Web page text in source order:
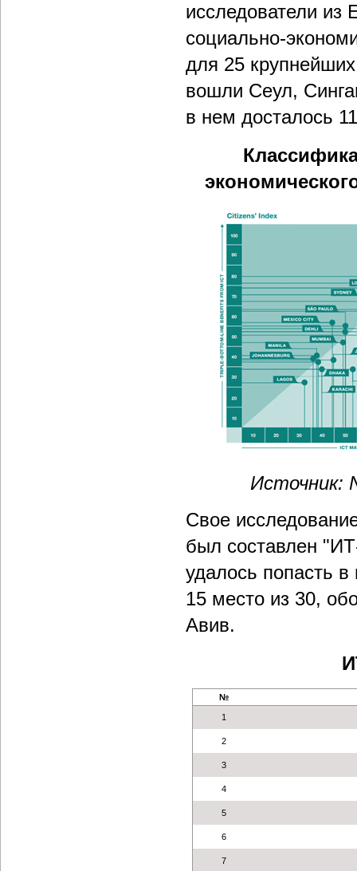
исследователи из
социально-
для 25
вошли Сеул,
в нем досталось
Источник:
Свое
был составлен
удалось попасть
15 место из 30,
Авив.
№
1
2
3
4
5
6
7